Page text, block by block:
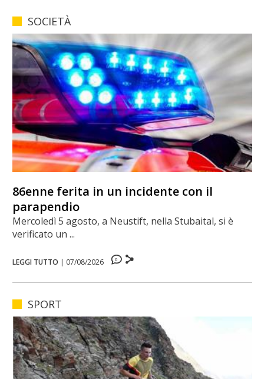
SOCIETÀ
86enne ferita in un incidente con il
parapendio
Mercoledì 5 agosto, a Neustift, nella Stubaital, si è
verificato un ...
LEGGI TUTTO | 07/08/2026 0
SPORT